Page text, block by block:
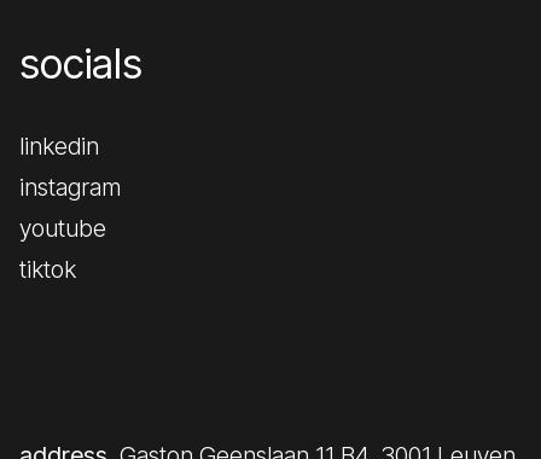
socials
linkedin
instagram
youtube
tiktok